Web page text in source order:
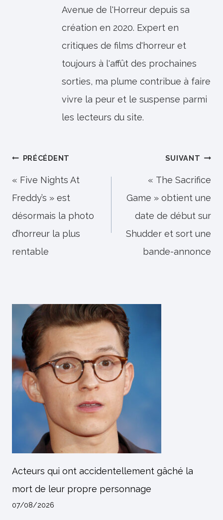
Avenue de l'Horreur depuis sa
création en 2020. Expert en
critiques de films d'horreur et
toujours à l'affût des prochaines
sorties, ma plume contribue à faire
vivre la peur et le suspense parmi
les lecteurs du site.
Navigation
de
l’article
PRÉCÉDENT
« Five Nights At
Freddy’s » est
désormais la photo
d’horreur la plus
rentable
SUIVANT
« The Sacrifice
Game » obtient une
date de début sur
Shudder et sort une
bande-annonce
Acteurs qui ont accidentellement gâché la
mort de leur propre personnage
07/08/2026